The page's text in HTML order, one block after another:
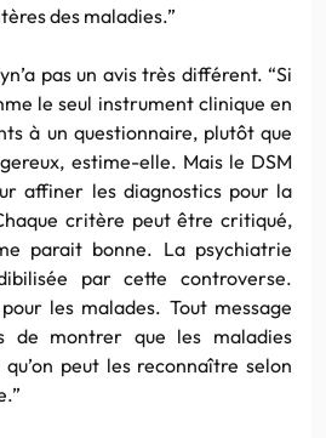
des maladies.”
pas un avis très différent. “Si
le seul instrument clinique en
à un questionnaire, plutôt que
estime-elle. Mais le DSM
affiner les diagnostics pour la
critère peut être critiqué,
parait bonne. La psychiatrie
par cette controverse.
les malades. Tout message
de montrer que les maladies
peut les reconnaître selon